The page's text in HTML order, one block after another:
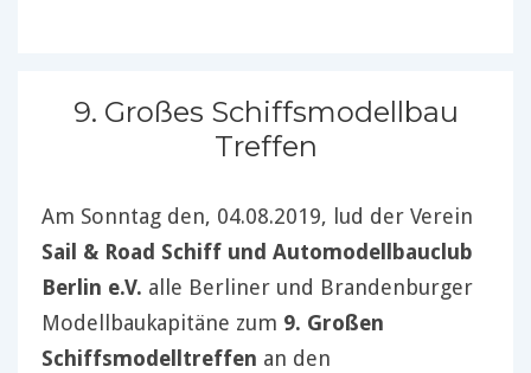
9. Großes Schiffsmodellbau
Treffen
Am Sonntag den, 04.08.2019, lud der Verein
Sail & Road Schiff und Automodellbauclub
Berlin e.V. alle Berliner und Brandenburger
Modellbaukapitäne zum 9. Großen
Schiffsmodelltreffen an den